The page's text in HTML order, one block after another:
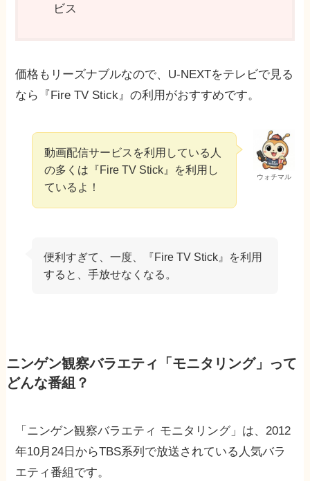
ビス
価格もリーズナブルなので、U-NEXTをテレビで見る
なら『Fire TV Stick』の利用がおすすめです。
ウォチマル
動画配信サービスを利用している人
の多くは『Fire TV Stick』を利用し
ているよ！
便利すぎて、一度、『Fire TV Stick』を利用
すると、手放せなくなる。
ニンゲン観察バラエティ「モニタリング」って
どんな番組？
「ニンゲン観察バラエティ モニタリング」は、2012
年10月24日からTBS系列で放送されている人気バラ
エティ番組です。